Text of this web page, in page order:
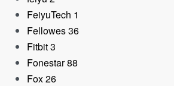
FeiyuTech 1
Fellowes36
Fitbit3
Fonestar88
Fox26